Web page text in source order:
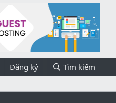
Đăng ký Tìm kiếm